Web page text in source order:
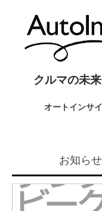
クルマの未
オートインサ
お知らせ